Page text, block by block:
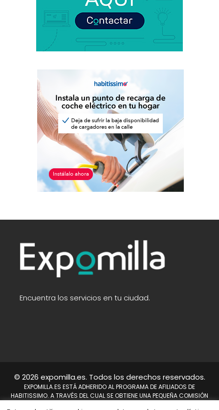
Encuentra los servicios en tu ciudad.
© 2026 expomilla.es. Todos los derechos reservados.
EXPOMILLA.ES ESTÁ ADHERIDO AL PROGRAMA DE AFILIADOS DE
HABITISSIMO. A TRAVÉS DEL CUAL SE OBTIENE UNA PEQUEÑA COMISIÓN